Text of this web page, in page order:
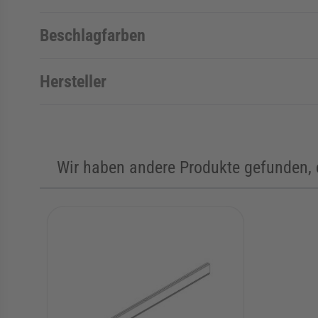
Beschlagfarben
Hersteller
Wir haben andere Produkte